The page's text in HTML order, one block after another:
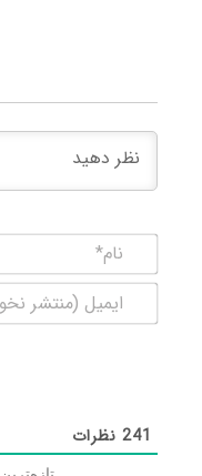
241نظرات